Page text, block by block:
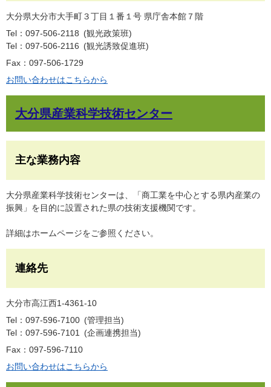
大分県大分市大手町３丁目１番１号 県庁舎本館７階
Tel：097-506-2118
観光政策班
Tel：097-506-2116
観光誘致促進班
Fax：097-506-1729
お問い合わせはこちらから
大分県産業科学技術センター
主な業務内容
大分県産業科学技術センターは、「商工業を中心とする県内産業の
振興」を目的に設置された県の技術支援機関です。
詳細はホームページをご参照ください。
連絡先
大分市高江西1-4361-10
Tel：097-596-7100
管理担当
Tel：097-596-7101
企画連携担当
Fax：097-596-7110
お問い合わせはこちらから